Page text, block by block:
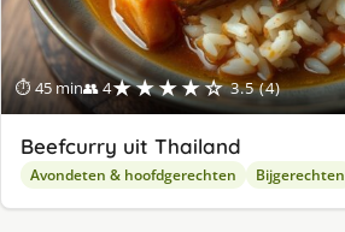
⏱ 45 min👥 4★★★★☆ 3.5 (4)
Beefcurry uit Thailand
Avondeten & hoofdgerechten Bijgerechten